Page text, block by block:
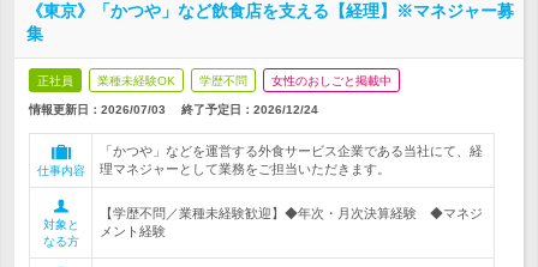
《東京》「かつや」など飲食店を支える【経理】※マネジャー募
集
正社員 業種未経験OK 学歴不問 女性のおしごと掲載中
情報更新日：2026/07/03 終了予定日： 2026/12/24
仕事内容
「かつや」などを運営する外食サービス企業である当社にて、経
理マネジャーとして業務をご担当いただきます。
対象と
なる方
【学歴不問／業種未経験歓迎】◆年次・月次決算経験 ◆マネジ
メント経験